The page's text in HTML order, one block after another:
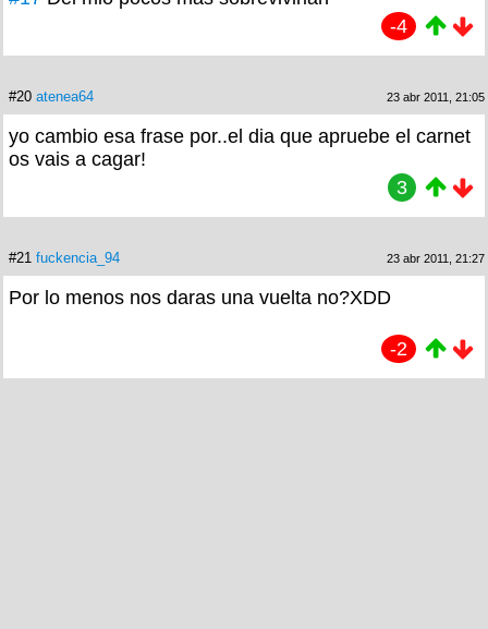
-4
#20 atenea64 23 abr 2011, 21:05
yo cambio esa frase por..el dia que apruebe el carnet
os vais a cagar!
3
#21 fuckencia_94 23 abr 2011, 21:27
Por lo menos nos daras una vuelta no?XDD
-2